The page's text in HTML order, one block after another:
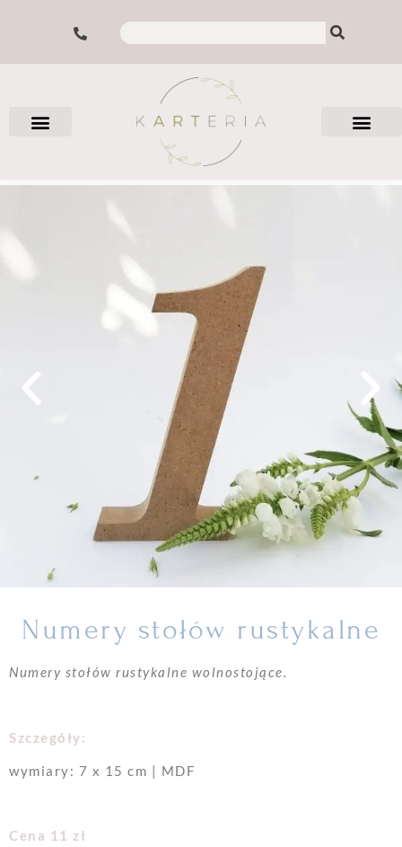
Numery stołów rustykalne
Numery stołów rustykalne wolnostojące.
Szczegóły:
wymiary: 7 x 15 cm | MDF
Cena 11 zł